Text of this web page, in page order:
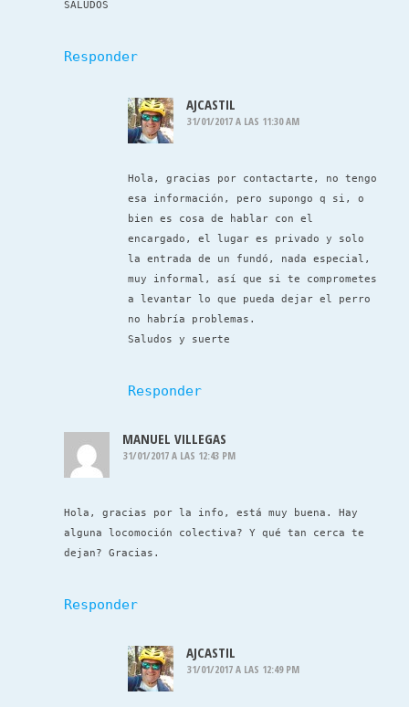
SALUDOS
Responder
AJCASTIL
31/01/2017 A LAS 11:30 AM
Hola, gracias por contactarte, no tengo
esa información, pero supongo q si, o
bien es cosa de hablar con el
encargado, el lugar es privado y solo
la entrada de un fundó, nada especial,
muy informal, así que si te comprometes
a levantar lo que pueda dejar el perro
no habría problemas.
Saludos y suerte
Responder
MANUEL VILLEGAS
31/01/2017 A LAS 12:43 PM
Hola, gracias por la info, está muy buena. Hay
alguna locomoción colectiva? Y qué tan cerca te
dejan? Gracias.
Responder
AJCASTIL
31/01/2017 A LAS 12:49 PM